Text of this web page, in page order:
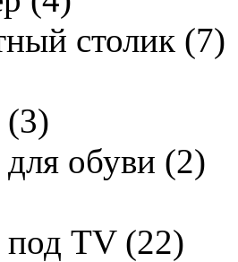
столик (7)
(3)
обуви (2)
TV (22)